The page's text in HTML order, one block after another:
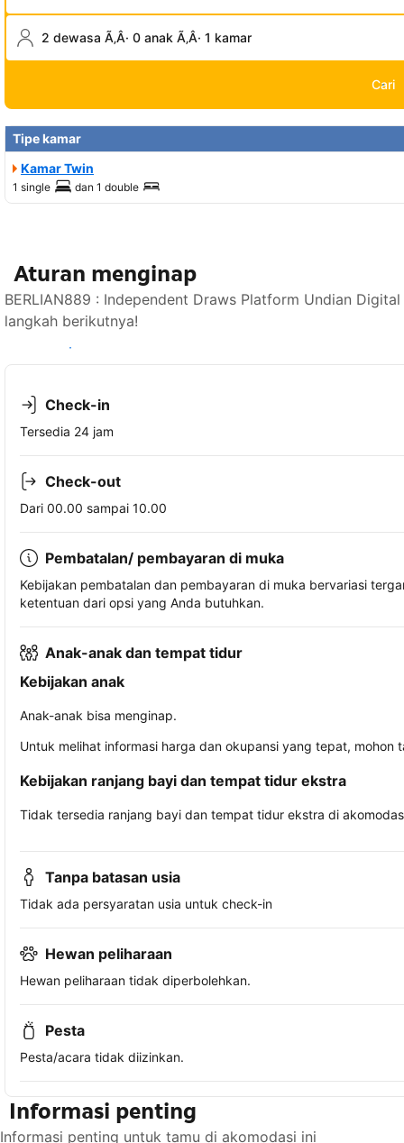
2 dewasa Ã‚Â· 0 anak Ã‚Â· 1 kamar
Cari
Tipe kamar
Kamar Twin
1 single dan 1 double
Aturan menginap
BERLIAN889 : Independent Draws Platform Undian
langkah berikutnya!
Lihat ketersediaan
Check-in
Tersedia 24 jam
Check-out
Dari 00.00 sampai 10.00
Pembatalan/ pembayaran di muka
Kebijakan pembatalan dan pembayaran di muka bervariasi
ketentuan dari opsi yang Anda butuhkan.
Anak-anak dan tempat tidur
Kebijakan anak
Anak-anak bisa menginap.
Untuk melihat informasi harga dan okupansi yang tepat,
Kebijakan ranjang bayi dan tempat tidur ekstra
Tidak tersedia ranjang bayi dan tempat tidur ekstra di
Tanpa batasan usia
Tidak ada persyaratan usia untuk check-in
Hewan peliharaan
Hewan peliharaan tidak diperbolehkan.
Pesta
Pesta/acara tidak diizinkan.
Informasi penting
Informasi penting untuk tamu di akomodasi ini